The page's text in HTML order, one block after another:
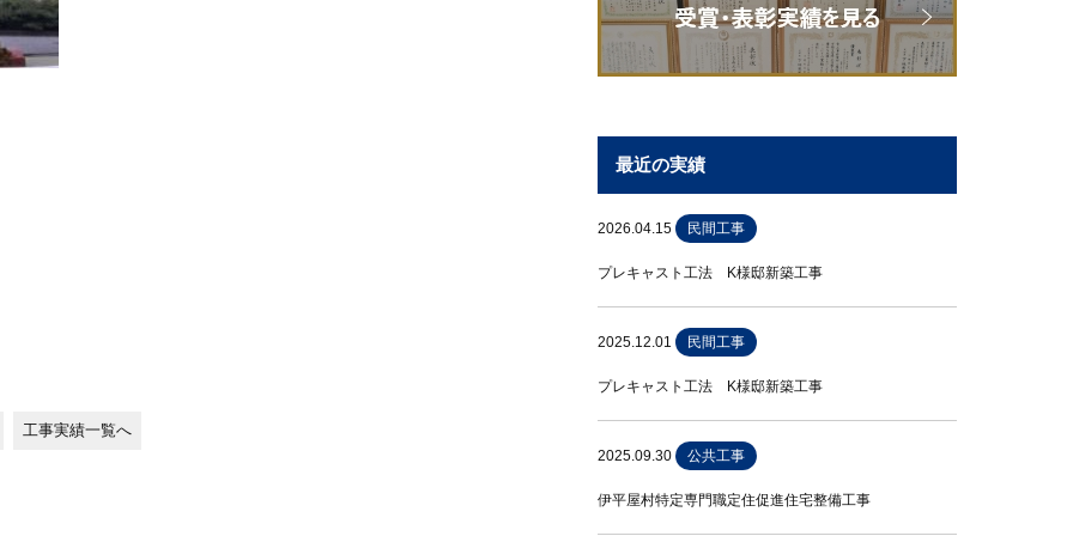
工事実績一覧へ
最近の実績
2026.04.15 民間工事
プレキャスト工法 K様邸新築工事
2025.12.01 民間工事
プレキャスト工法 K様邸新築工事
2025.09.30 公共工事
伊平屋村特定専門職定住促進住宅整備工事